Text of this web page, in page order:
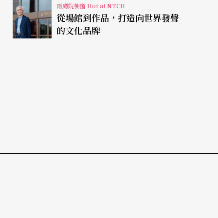
兩廳院櫥窗 Hot at NTCH
從場館到作品，打造向世界發聲
的文化品牌